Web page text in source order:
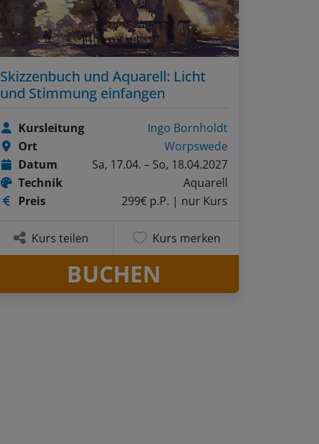
Skizzenbuch und Aquarell: Licht
und Stimmung einfangen
Kursleitung
Ingo Bornholdt
Ort
Worpswede
Datum
Sa, 17.04. – So, 18.04.2027
Technik
Aquarell
Preis
299€ p.P. | nur Kurs
Kurs teilen Kurs merken
BUCHEN